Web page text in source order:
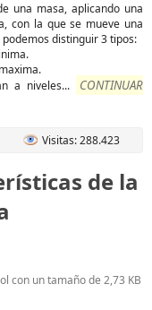
una masa, aplicando una
con la que se mueve una
distinguir 3 tipos:
a niveles...
CONTINUAR
Visitas: 288.423
de la
con un tamaño de 2,73 KB